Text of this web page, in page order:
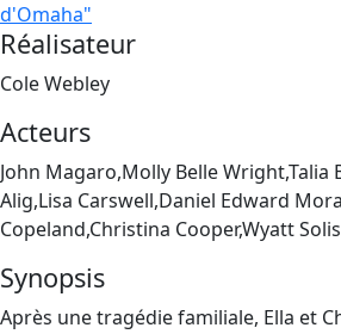
d'Omaha"
Réalisateur
Cole Webley
Acteurs
John Magaro,Molly Belle Wright,Talia
Alig,Lisa Carswell,Daniel Edward
Copeland,Christina Cooper,Wyatt Solis
Synopsis
Après une tragédie familiale, Ella et